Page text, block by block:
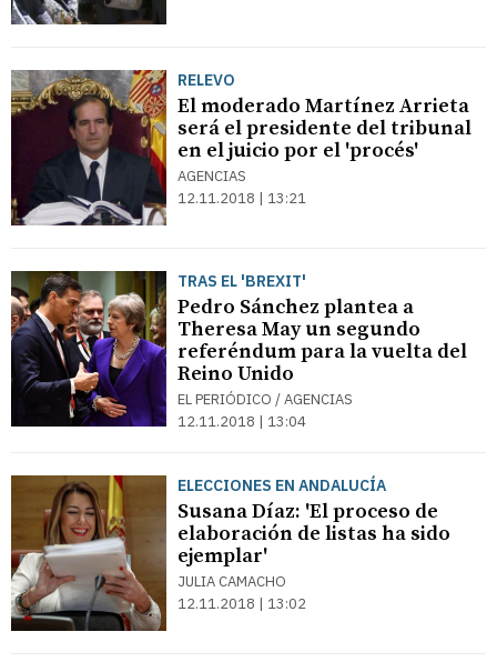
RELEVO
El moderado Martínez Arrieta
será el presidente del tribunal
en el juicio por el 'procés'
AGENCIAS
12.11.2018 | 13:21
TRAS EL 'BREXIT'
Pedro Sánchez plantea a
Theresa May un segundo
referéndum para la vuelta del
Reino Unido
EL PERIÓDICO / AGENCIAS
12.11.2018 | 13:04
ELECCIONES EN ANDALUCÍA
Susana Díaz: 'El proceso de
elaboración de listas ha sido
ejemplar'
JULIA CAMACHO
12.11.2018 | 13:02